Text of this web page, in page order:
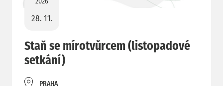
2026
28. 11.
Staň se mírotvůrcem (listopadové
setkání)
PRAHA